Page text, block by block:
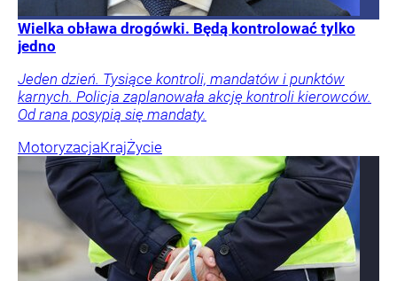
Wielka obława drogówki. Będą kontrolować tylko
jedno
Jeden dzień. Tysiące kontroli, mandatów i punktów
karnych. Policja zaplanowała akcję kontroli kierowców.
Od rana posypią się mandaty.
MotoryzacjaKrajŻycie